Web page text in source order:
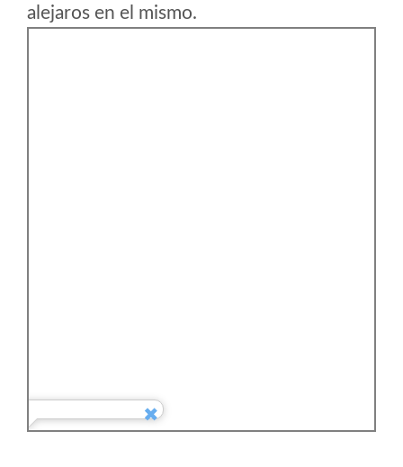
alejaros en el mismo.